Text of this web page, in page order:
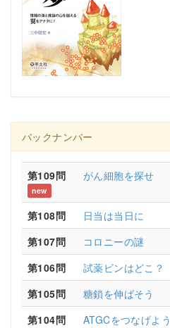
バックナンバー
第109問
new
がん細胞を探せ
第108問
日当は当日に
第107問
コロニーの謎
第106問
試薬ビンはどこ？
第105問
糖鎖を伸ばそう
第104問
ATGCをつなげよう